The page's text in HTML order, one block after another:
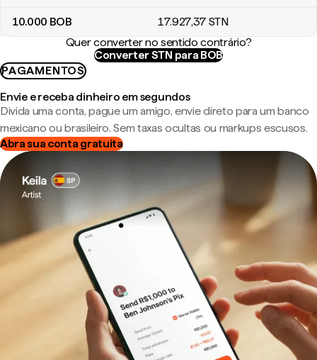
10.000 BOB 17.927,37 STN
Quer converter no sentido contrário?
Converter STN para BOB
PAGAMENTOS
Envie e receba dinheiro em segundos
Divida uma conta, pague um amigo, envie direto para um banco
mexicano ou brasileiro. Sem taxas ocultas ou markups escusos.
Abra sua conta gratuita